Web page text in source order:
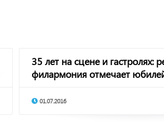
35 лет на сцене и гастролях:
филармония отмечает
01.07.2016